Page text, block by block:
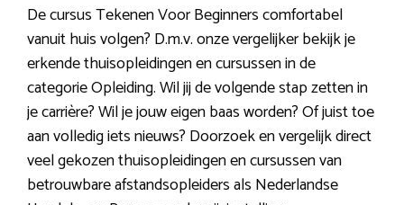
De cursus Tekenen Voor Beginners comfortabel
vanuit huis volgen? D.m.v. onze vergelijker bekijk je
erkende thuisopleidingen en cursussen in de
categorie Opleiding. Wil jij de volgende stap zetten in
je carrière? Wil je jouw eigen baas worden? Of juist toe
aan volledig iets nieuws? Doorzoek en vergelijk direct
veel gekozen thuisopleidingen en cursussen van
betrouwbare afstandsopleiders als Nederlandse